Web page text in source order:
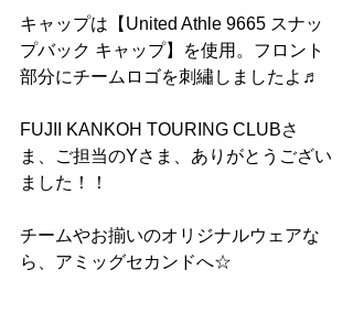
キャップは【United Athle 9665 スナッ
プバック キャップ】を使用。フロント
部分にチームロゴを刺繡しましたよ♬
FUJII KANKOH TOURING CLUBさ
ま、
ご担当のYさま、ありがとうござい
ました！！
チームやお揃いのオリジナルウェアな
ら、アミッグセカンドへ☆